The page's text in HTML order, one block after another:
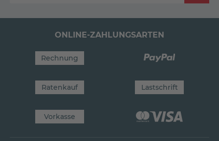
ONLINE-ZAHLUNGSARTEN
Rechnung
Ratenkauf Lastschrift
Vorkasse